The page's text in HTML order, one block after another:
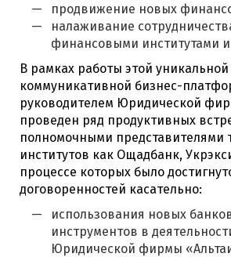
продвижение новых
налаживание
финансовыми институтами
В рамках работы этой
коммуникативной бизнес-
руководителем Юридической
проведен ряд продуктивных
полномочными представителями
институтов как Ощадбанк,
процессе которых было
договоренностей касательно:
использования новых
инструментов в
Юридической фирмы